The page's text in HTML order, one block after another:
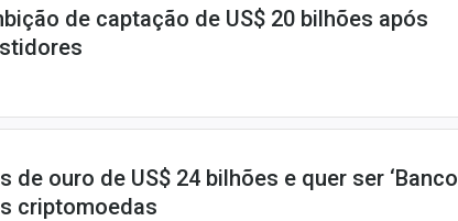
de captação de US$ 20 bilhões após
de ouro de US$ 24 bilhões e quer ser ‘Banco
criptomoedas